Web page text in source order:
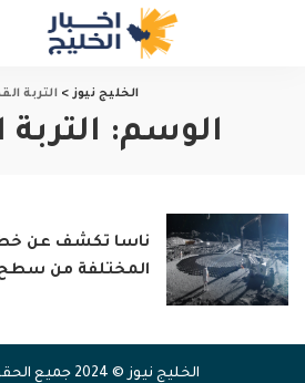
الخليج نيوز> التربة
الوسم:
ناسا تكشف عن
المختلفة من سطح
الخليج نيوز © 2024 جميع الحقوق محفوظة.